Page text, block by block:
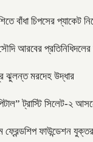
বাঁধা চিপসের প্যাকেট
আরবের প্রতিনিধিদলের
ঝুলন্ত মরদেহ উদ্ধার
ট্রাস্টি সিলেট-২
ফ্রেন্ডশিপ ফাউন্ডেশন